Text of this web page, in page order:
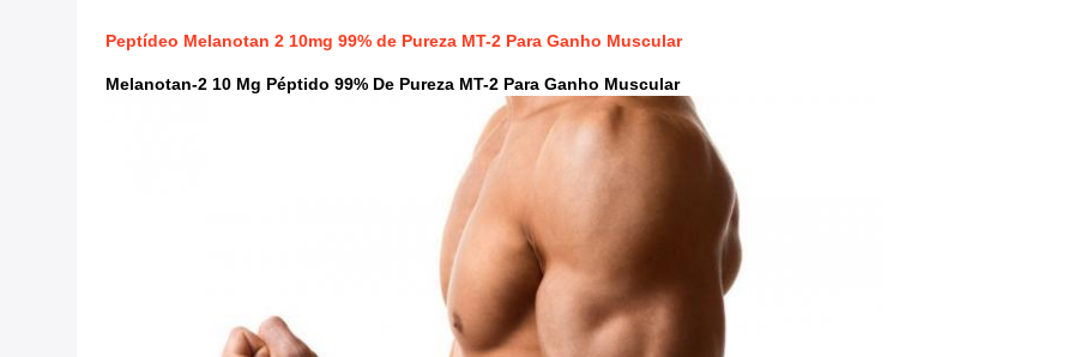
Peptídeo Melanotan 2 10mg 99% de Pureza MT-2 Para Ganho Muscular
Melanotan-2 10 Mg Péptido 99% De Pureza MT-2 Para Ganho Muscular